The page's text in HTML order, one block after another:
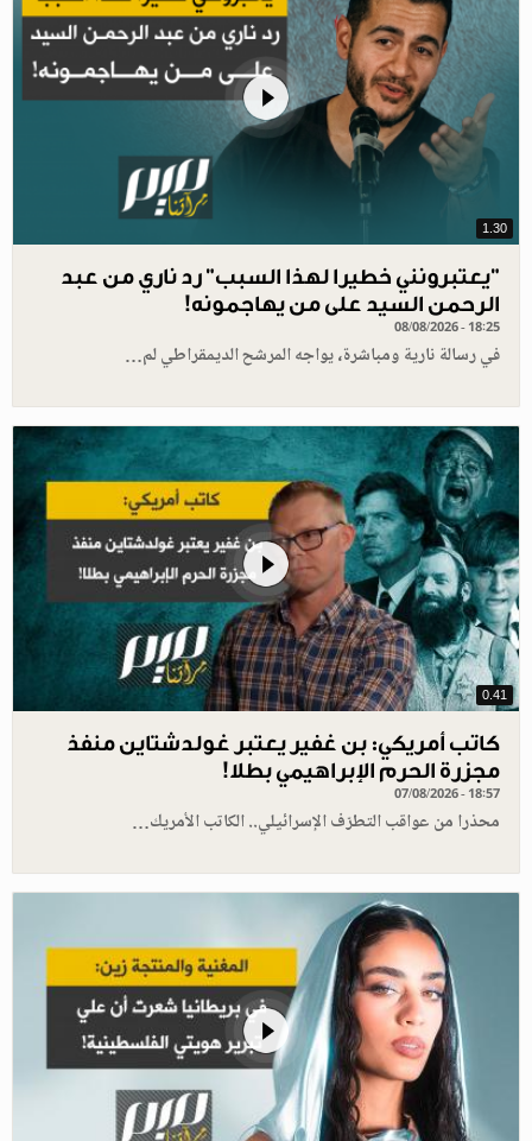
1.30
"يعتبرونني خطيرا لهذا السبب" رد ناري من عبد
الرحمن السيد على من يهاجمونه!
08/08/2026 - 18:25
في رسالة نارية ومباشرة، يواجه المرشح الديمقراطي لم…
0.41
كاتب أمريكي: بن غفير يعتبر غولدشتاين منفذ
مجزرة الحرم الإبراهيمي بطلا!
07/08/2026 - 18:57
محذرا من عواقب التطرّف الإسرائيلي.. الكاتب الأمريك…